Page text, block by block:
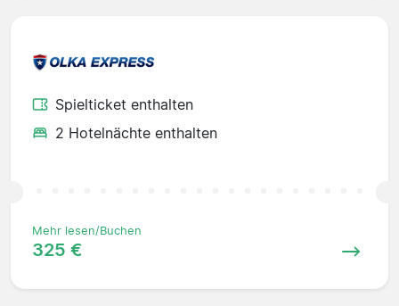
Spielticket enthalten
2 Hotelnächte enthalten
Mehr lesen/Buchen
325 €